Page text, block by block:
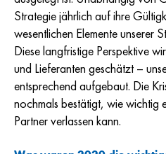
Strategie jährlich auf ihre
wesentlichen Elemente unserer
Diese langfristige Perspektive
und Lieferanten geschätzt –
entsprechend aufgebaut. Die
nochmals bestätigt, wie wichtig
Partner verlassen kann.